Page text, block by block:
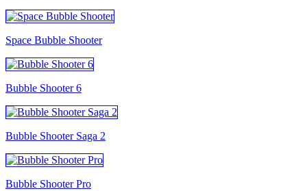
Space Bubble Shooter
Bubble Shooter 6
Bubble Shooter Saga 2
Bubble Shooter Pro